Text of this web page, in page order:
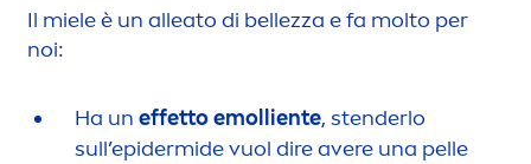
Il miele è un alleato di bellezza e fa molto per
noi:
Ha un effetto emolliente, stenderlo
sull’epidermide vuol dire avere una pelle